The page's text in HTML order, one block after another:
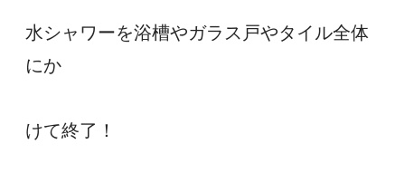
水シャワーを浴槽やガラス戸やタイル全体
にか
けて終了！